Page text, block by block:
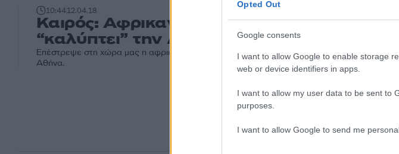
Opted Out
Google consents
I want to allow Google to enable storage
web or device identifiers in apps.
I want to allow my user data to be sent to
purposes.
I want to allow Google to send me
10:4412.04.18
Καιρός: Αφρικανική σκόνη
“καλύπτει” την Αθήνα [pics]
Επέστρεψε στη χώρα μας η αφρικανική σκόνη, που "καλύπτει" ξανά την
Αθήνα.